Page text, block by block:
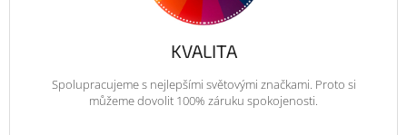
KVALITA
Spolupracujeme s nejlepšími světovými značkami. Proto si
můžeme dovolit 100% záruku spokojenosti.